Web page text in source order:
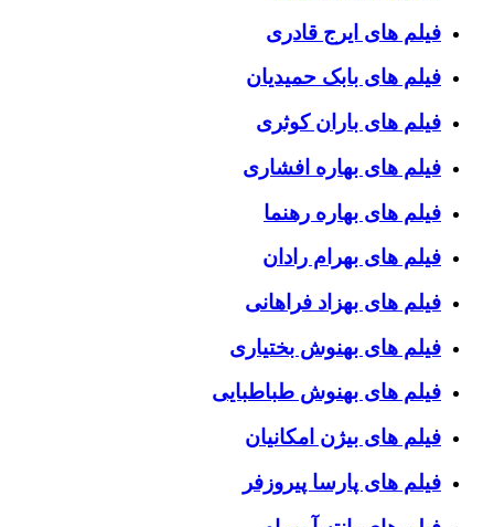
فیلم های ایرج قادری
فیلم های بابک حمیدیان
فیلم های باران کوثری
فیلم های بهاره افشاری
فیلم های بهاره رهنما
فیلم های بهرام رادان
فیلم های بهزاد فراهانی
فیلم های بهنوش بختیاری
فیلم های بهنوش طباطبایی
فیلم های بیژن امکانیان
فیلم های پارسا پیروزفر